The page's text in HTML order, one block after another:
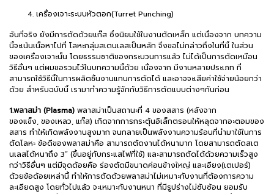
4. เครื่องเจาะระบบหัวตอก(Turret Punching)
อันที่จริง ยังมีการตัดด้วยแก๊ส ซึ่งนิยมใช้ในงานตัดเหล็ก แต่เนื่องจาก บทความ
นี้จะเน้นเนื้อหาไปที่ โลหะกลุ่มสเตนเลสเป็นหลัก จึงขอไม่กล่าวถึงในที่นี้ ในส่วน
ของเครื่องเจาะนั้น โดยธรรมชาติของกระบวนการแล้ว ไม่ได้เป็นการตัดเหมือน
วิธีอื่นๆ แต่ผมขอรวมไว้ในบทความนี้ด้วย เนื่องจาก มีงานหลายประเภท ที่
สามารถใช้วิธีนี้ในการผลิตชิ้นงานแทนการตัดได้ และอาจจะเสียค่าใช้จ่ายน้อยกว่า
ด้วย สำหรับฉบับนี้ เรามาทำความรู้จักกับวิธีการตัดแบบต่างๆกันก่อน
1.พลาสม่า (Plasma) พลาสม่าเป็นสถานะที่ 4 ของสสาร (หลังจาก
ของแข็ง, ของเหลว, แก๊ส) เกิดจากการกระตุ้นอิเล็กตรอนให้หลุดจากอะตอมของ
สสาร ทำให้เกิดพลังงานสูงมาก จนกลายเป็นพลังงานความร้อนที่นำมาใช้ในการ
ตัดโลหะ ข้อดีของพลาสม่าคือ สามารถตัดงานได้หนามาก โดยสามารถตัดสเต
นเลสได้หนาถึง 3” (ขึ้นอยู่กับกระแสไฟที่ใช้) และสามารถตัดได้ด้วยความเร็วสูง
กว่าวิธีอื่นๆ แต่มีจุดด้อยคือ ร่องตัดมีขนาดค่อนข้างใหญ่ และเอียง(เตเปอร์)
ด้วยข้อด้อยเหล่านี้ ทำให้การตัดด้วยพลาสม่าไม่เหมาะกับงานที่ต้องการความ
ละเอียดสูง โดยทั่วไปแล้ว จะเหมาะกับงานหนา ที่มีรูปร่างไม่ซับซ้อน ยอมรับ